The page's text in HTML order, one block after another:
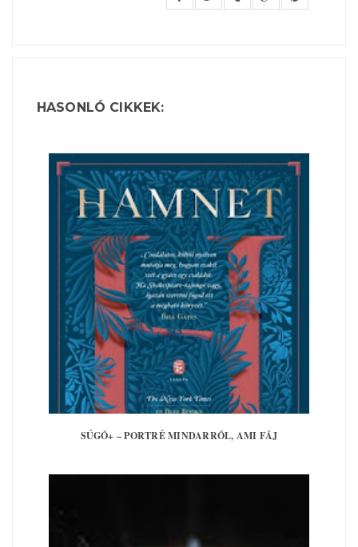
HASONLÓ CIKKEK:
SÚGÓ+ – PORTRÉ MINDARRÓL, AMI FÁJ